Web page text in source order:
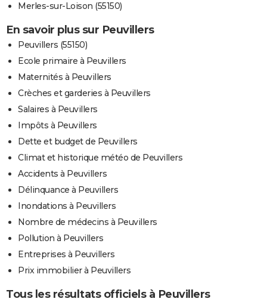
Merles-sur-Loison (55150)
En savoir plus sur Peuvillers
Peuvillers (55150)
Ecole primaire à Peuvillers
Maternités à Peuvillers
Crèches et garderies à Peuvillers
Salaires à Peuvillers
Impôts à Peuvillers
Dette et budget de Peuvillers
Climat et historique météo de Peuvillers
Accidents à Peuvillers
Délinquance à Peuvillers
Inondations à Peuvillers
Nombre de médecins à Peuvillers
Pollution à Peuvillers
Entreprises à Peuvillers
Prix immobilier à Peuvillers
Tous les résultats officiels à Peuvillers